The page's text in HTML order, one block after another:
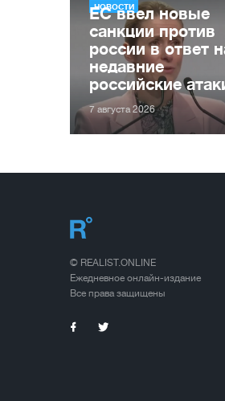
НОВОСТИ
ЕС ввел новые
санкции против
россии в ответ
недавние
российские
7 августа 2026
© REALIST.ONLINE
Ежедневное онлайн-издание
Все права защищены